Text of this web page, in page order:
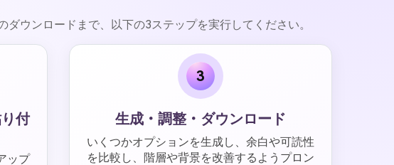
ウンロードまで、以下の3ステップを実行してください。
付
ップ
3
生成・調整・ダウンロード
いくつかオプションを生成し、余白や可読性
を比較し、階層や背景を改善するようプロン